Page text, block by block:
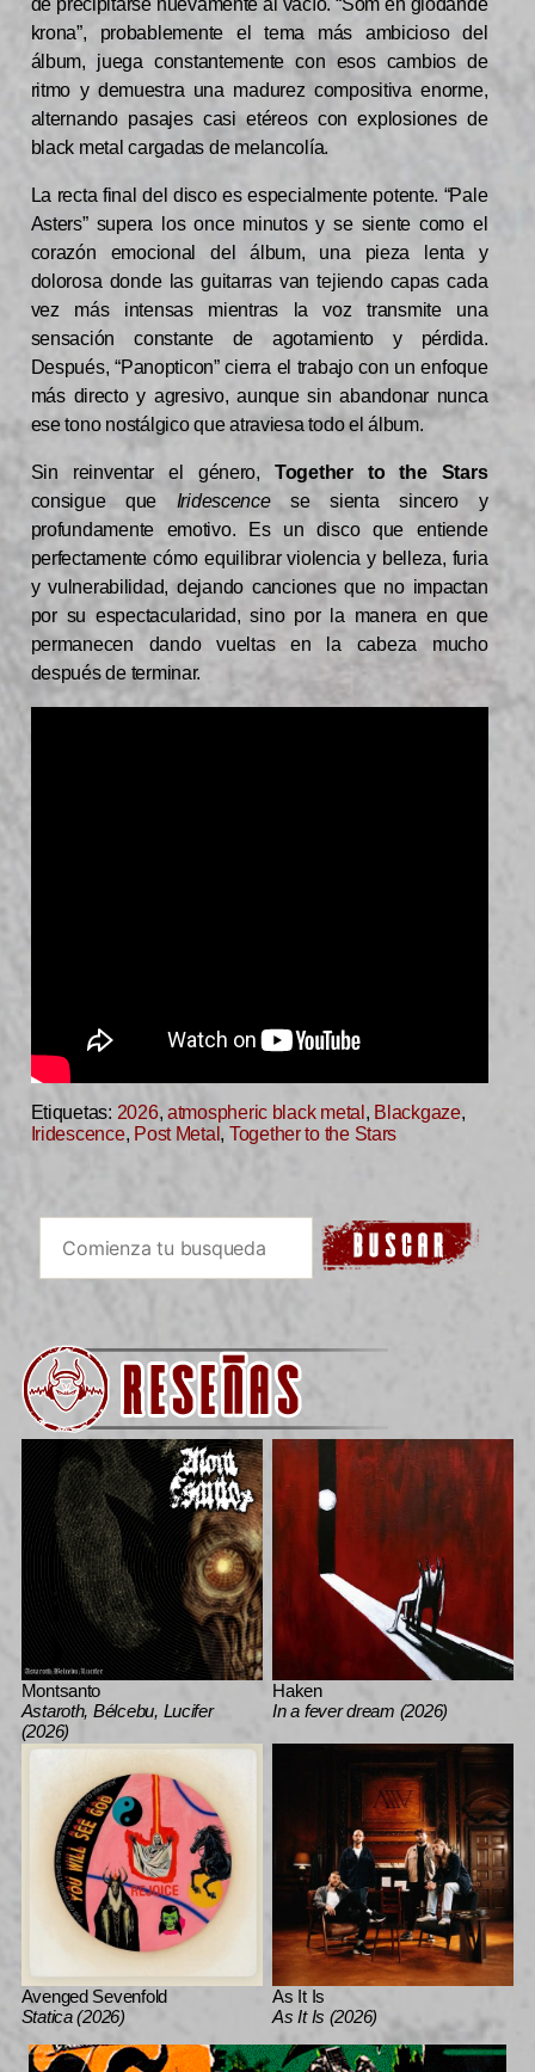
de precipitarse nuevamente al vacío. “Som en glödande
krona”, probablemente el tema más ambicioso del
álbum, juega constantemente con esos cambios de
ritmo y demuestra una madurez compositiva enorme,
alternando pasajes casi etéreos con explosiones de
black metal cargadas de melancolía.
La recta final del disco es especialmente potente. “Pale
Asters” supera los once minutos y se siente como el
corazón emocional del álbum, una pieza lenta y
dolorosa donde las guitarras van tejiendo capas cada
vez más intensas mientras la voz transmite una
sensación constante de agotamiento y pérdida.
Después, “Panopticon” cierra el trabajo con un enfoque
más directo y agresivo, aunque sin abandonar nunca
ese tono nostálgico que atraviesa todo el álbum.
Sin reinventar el género, Together to the Stars
consigue que Iridescencese sienta sincero y
profundamente emotivo. Es un disco que entiende
perfectamente cómo equilibrar violencia y belleza, furia
y vulnerabilidad, dejando canciones que no impactan
por su espectacularidad, sino por la manera en que
permanecen dando vueltas en la cabeza mucho
después de terminar.
Etiquetas: 2026, atmospheric black metal , Blackgaze,
Iridescence, Post Metal , Together to the Stars
Montsanto
Astaroth, Bélcebu, Lucifer
(2026)
Haken
In a fever dream (2026)
Avenged Sevenfold
Statica (2026)
As It Is
As It Is (2026)